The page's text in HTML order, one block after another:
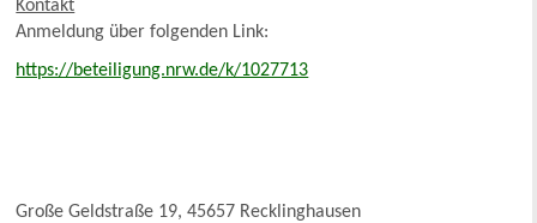
Kontakt
Anmeldung über folgenden Link:
https://beteiligung.nrw.de/k/1027713
Große Geldstraße 19, 45657 Recklinghausen